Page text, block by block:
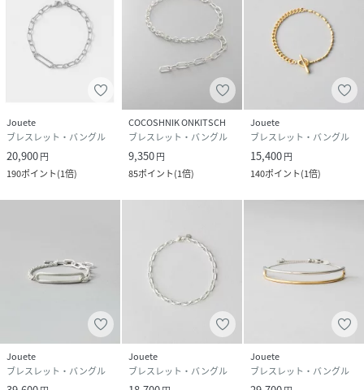
Jouete
ブレスレット・バングル
20,900円
190ポイント(1倍)
COCOSHNIK ONKITSCH
ブレスレット・バングル
9,350円
85ポイント(1倍)
Jouete
ブレスレット・バングル
15,400円
140ポイント(1倍)
Jouete
ブレスレット・バングル
Jouete
ブレスレット・バングル
Jouete
ブレスレット・バングル